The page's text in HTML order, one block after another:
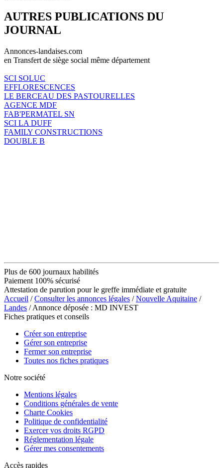
AUTRES PUBLICATIONS DU
JOURNAL
Annonces-landaises.com
en Transfert de siège social même département
SCI SOLUC
EFFLORESCENCES
LE BERCEAU DES PASTOURELLES
AGENCE MDF
FAB'PERMATEL SN
SCI LA DUFF
FAMILY CONSTRUCTIONS
DOUBLE B
Plus de 600 journaux habilités
Paiement 100% sécurisé
Attestation de parution pour le greffe immédiate et gratuite
Accueil /Consulter les annonces légales /Nouvelle Aquitaine /
Landes / Annonce déposée : MD INVEST
Fiches pratiques et conseils
Créer son entreprise
Gérer son entreprise
Fermer son entreprise
Toutes nos fiches pratiques
Notre société
Mentions légales
Conditions générales de vente
Charte Cookies
Politique de confidentialité
Exercer vos droits RGPD
Réglementation légale
Gérer mes consentements
Accès rapides